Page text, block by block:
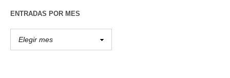
ENTRADAS POR MES